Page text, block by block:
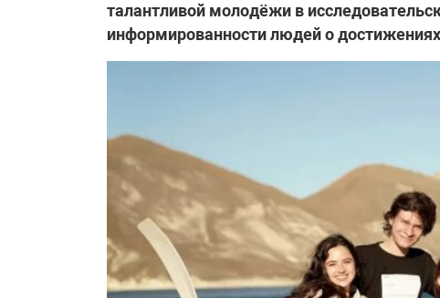
талантливой молодёжи в
информированности людей о